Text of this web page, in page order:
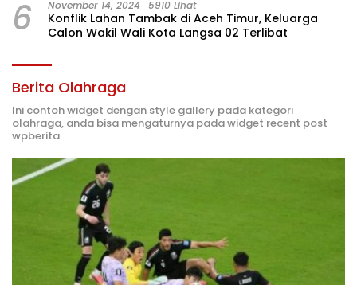
6 November 14, 2024 5910 Lihat
Konflik Lahan Tambak di Aceh Timur, Keluarga
Calon Wakil Wali Kota Langsa 02 Terlibat
Berita Olahraga
Ini contoh widget dengan style gallery pada kategori
olahraga, anda bisa mengaturnya pada widget recent post
wpberita.